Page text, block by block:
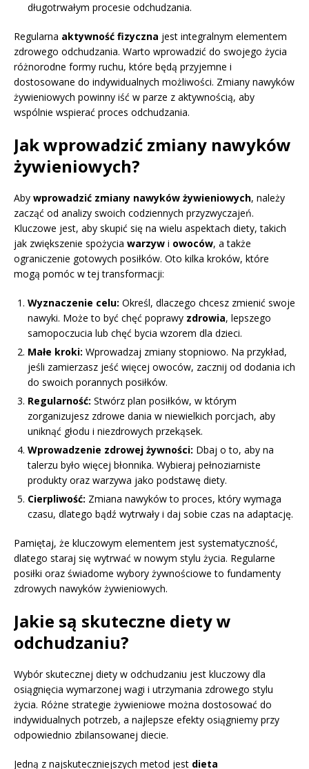
długotrwałym procesie odchudzania.
Regularna aktywność fizyczna jest integralnym elementem
zdrowego odchudzania. Warto wprowadzić do swojego życia
różnorodne formy ruchu, które będą przyjemne i
dostosowane do indywidualnych możliwości. Zmiany nawyków
żywieniowych powinny iść w parze z aktywnością, aby
wspólnie wspierać proces odchudzania.
Jak wprowadzić zmiany nawyków
żywieniowych?
Aby wprowadzić zmiany nawyków żywieniowych, należy
zacząć od analizy swoich codziennych przyzwyczajeń.
Kluczowe jest, aby skupić się na wielu aspektach diety, takich
jak zwiększenie spożycia warzyw i owoców, a także
ograniczenie gotowych posiłków. Oto kilka kroków, które
mogą pomóc w tej transformacji:
Wyznaczenie celu: Określ, dlaczego chcesz zmienić swoje
nawyki. Może to być chęć poprawy zdrowia, lepszego
samopoczucia lub chęć bycia wzorem dla dzieci.
Małe kroki: Wprowadzaj zmiany stopniowo. Na przykład,
jeśli zamierzasz jeść więcej owoców, zacznij od dodania ich
do swoich porannych posiłków.
Regularność: Stwórz plan posiłków, w którym
zorganizujesz zdrowe dania w niewielkich porcjach, aby
uniknąć głodu i niezdrowych przekąsek.
Wprowadzenie zdrowej żywności: Dbaj o to, aby na
talerzu było więcej błonnika. Wybieraj pełnoziarniste
produkty oraz warzywa jako podstawę diety.
Cierpliwość: Zmiana nawyków to proces, który wymaga
czasu, dlatego bądź wytrwały i daj sobie czas na adaptację.
Pamiętaj, że kluczowym elementem jest systematyczność,
dlatego staraj się wytrwać w nowym stylu życia. Regularne
posiłki oraz świadome wybory żywnościowe to fundamenty
zdrowych nawyków żywieniowych.
Jakie są skuteczne diety w
odchudzaniu?
Wybór skutecznej diety w odchudzaniu jest kluczowy dla
osiągnięcia wymarzonej wagi i utrzymania zdrowego stylu
życia. Różne strategie żywieniowe można dostosować do
indywidualnych potrzeb, a najlepsze efekty osiągniemy przy
odpowiednio zbilansowanej diecie.
Jedną z najskuteczniejszych metod jest dieta